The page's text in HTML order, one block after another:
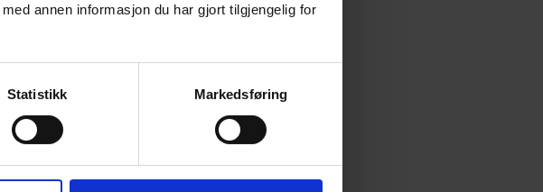
annen informasjon du har gjort tilgjengelig for
Statistikk Markedsføring
Svein Lerkerød (4124
Bjørnstad (4124 5942)